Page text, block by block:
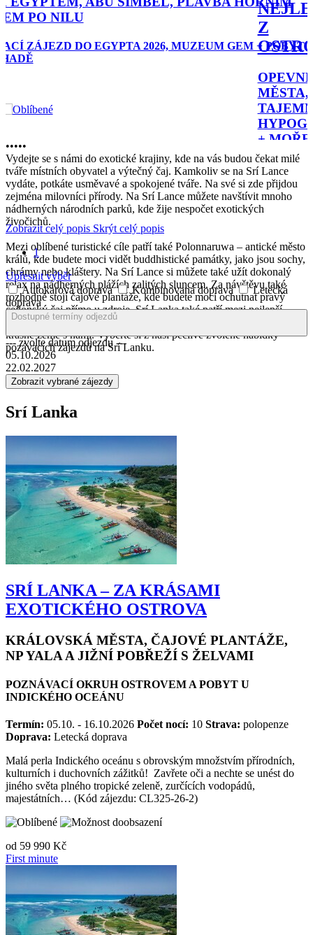
MOŘE
POBYTOVĚ POZNÁVACÍ ZÁJEZD - DOVOLENÁ MALTA
2026
•••••
Vydejte se s námi do exotické krajiny, kde na vás budou čekat milé
tváře místních obyvatel a výtečný čaj. Kamkoliv se na Srí Lance
vydáte, potkáte usměvavé a spokojené tváře. Na své si zde přijdou
zejména milovníci přírody. Na Srí Lance můžete navštívit mnoho
nádherných národních parků, kde žije nespočet exotických
živočichů.
Mezi oblíbené turistické cíle patří také Polonnaruwa – antické město
králů, kde budete moci vidět buddhistické památky, jako jsou sochy,
chrámy nebo kláštery. Na Srí Lance si můžete také užít dokonalý
relax na nádherných plážích zalitých sluncem. Za návštěvu také
rozhodně stojí čajové plantáže, kde budete moci ochutnat pravý
cejlonský čaj přímo u zdroje. Srí Lanka také patří mezi nejlepší
místa na světě k pozorování velryb a delfínů. Vydejte se do této
krásné země s námi. Vyberte si z naší pečlivě zvolené nabídky
pozávacích zájezdů na Srí Lanku.
Zobrazit celý popis Skrýt celý popis
1
Upřesnit výběr
Autokarová doprava
Kombinovaná doprava
Letecká
doprava
Dostupné termíny odjezdů
--- zvolte datum odjezdu ---
05.10.2026
22.02.2027
Srí Lanka
SRÍ LANKA – ZA KRÁSAMI
EXOTICKÉHO OSTROVA
KRÁLOVSKÁ MĚSTA, ČAJOVÉ PLANTÁŽE,
NP YALA A JIŽNÍ POBŘEŽÍ S ŽELVAMI
POZNÁVACÍ OKRUH OSTROVEM A POBYT U
INDICKÉHO OCEÁNU
Termín: 05.10. - 16.10.2026 Počet nocí: 10 Strava: polopenze
Doprava: Letecká doprava
Malá perla Indického oceánu s obrovským množstvím přírodních,
kulturních i duchovních zážitků! Zavřete oči a nechte se unést do
jiného světa plného tropické zeleně, zurčících vodopádů,
majestátních… (Kód zájezdu: CL325-26-2)
od 59 990 Kč
First minute